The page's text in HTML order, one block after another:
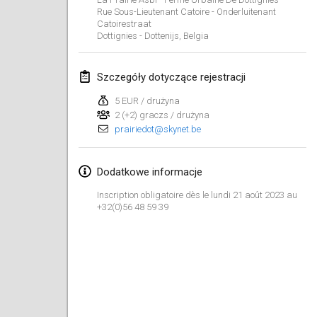
Rue Sous-Lieutenant Catoire - Onderluitenant
Catoirestraat
Dottignies - Dottenijs Belgia
Szczegóły dotyczące rejestracji
5 EUR / drużyna
2 (+2) graczs / drużyna
prairiedot@skynet.be
Dodatkowe informacje
Inscription obligatoire dès le lundi 21 août 2023 au
+32(0)56 48 59 39
luty 2023
Open Grégorien
SingeliDuppeli
11 lut 2023 | Finlandia